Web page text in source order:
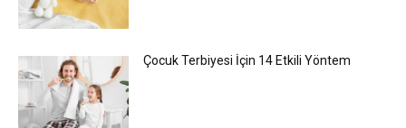
Çocuk Terbiyesi İçin 14 Etkili Yöntem